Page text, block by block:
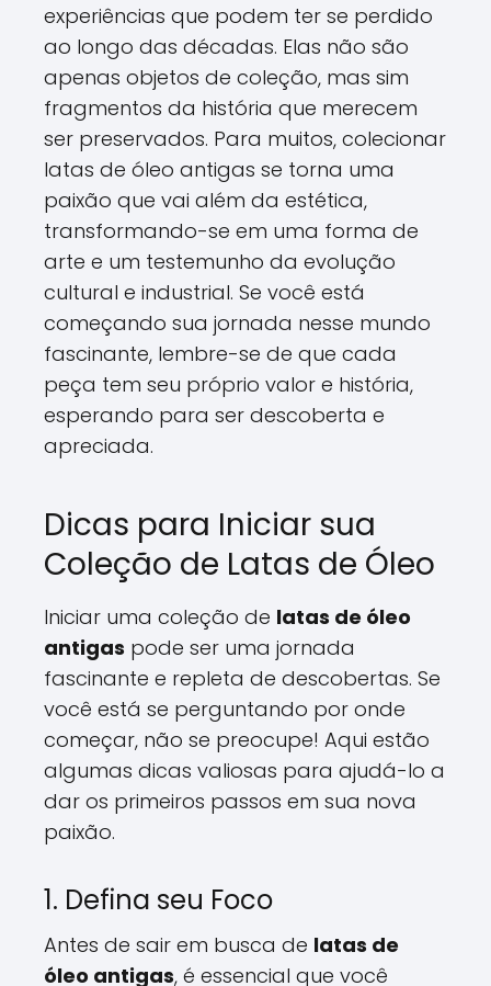
experiências que podem ter se perdido
ao longo das décadas. Elas não são
apenas objetos de coleção, mas sim
fragmentos da história que merecem
ser preservados. Para muitos, colecionar
latas de óleo antigas se torna uma
paixão que vai além da estética,
transformando-se em uma forma de
arte e um testemunho da evolução
cultural e industrial. Se você está
começando sua jornada nesse mundo
fascinante, lembre-se de que cada
peça tem seu próprio valor e história,
esperando para ser descoberta e
apreciada.
Dicas para Iniciar sua
Coleção de Latas de Óleo
Iniciar uma coleção de latas de óleo
antigas pode ser uma jornada
fascinante e repleta de descobertas. Se
você está se perguntando por onde
começar, não se preocupe! Aqui estão
algumas dicas valiosas para ajudá-lo a
dar os primeiros passos em sua nova
paixão.
1. Defina seu Foco
Antes de sair em busca de latas de
óleo antigas, é essencial que você